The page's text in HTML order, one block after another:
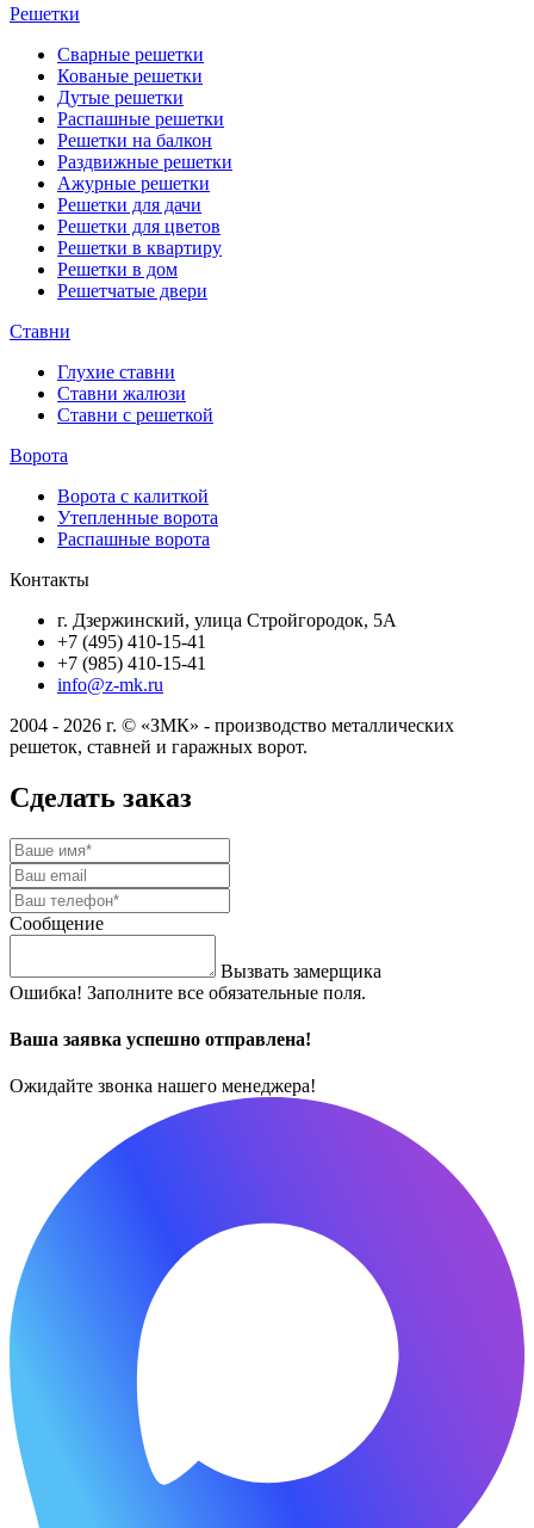
Решетки
Сварные решетки
Кованые решетки
Дутые решетки
Распашные решетки
Решетки на балкон
Раздвижные решетки
Ажурные решетки
Решетки для дачи
Решетки для цветов
Решетки в квартиру
Решетки в дом
Решетчатые двери
Ставни
Глухие ставни
Ставни жалюзи
Ставни с решеткой
Ворота
Ворота с калиткой
Утепленные ворота
Распашные ворота
Контакты
г. Дзержинский, улица Стройгородок, 5А
+7 (495) 410-15-41
+7 (985) 410-15-41
info@z-mk.ru
2004 - 2026 г. © «ЗМК» - производство металлических
решеток, ставней и гаражных ворот.
Сделать заказ
Сообщение
Вызвать замерщика
Ошибка! Заполните все обязательные поля.
Ваша заявка успешно отправлена!
Ожидайте звонка нашего менеджера!